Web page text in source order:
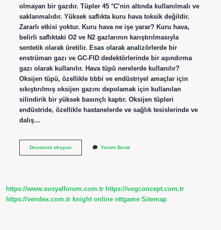
olmayan bir gazdır. Tüpler 45 °C’nin altında kullanılmalı ve
saklanmalıdır. Yüksek saflıkta kuru hava toksik değildir.
Zararlı etkisi yoktur. Kuru hava ne işe yarar? Kuru hava,
belirli saflıktaki O2 ve N2 gazlarının karıştırılmasıyla
sentetik olarak üretilir. Esas olarak analizörlerde bir
enstrüman gazı ve GC-FID dedektörlerinde bir aşındırma
gazı olarak kullanılır. Hava tüpü nerelerde kullanılır?
Oksijen tüpü, özellikle tıbbi ve endüstriyel amaçlar için
sıkıştırılmış oksijen gazını depolamak için kullanılan
silindirik bir yüksek basınçlı kaptır. Oksijen tüpleri
endüstride, özellikle hastanelerde ve sağlık tesislerinde ve
dalış…
Devamını okuyunKuru
Yorum Bırak
https://www.sosyalforum.com.tr https://vogconcept.com.tr
https://vendex.com.tr knight online nttgame Sitemap